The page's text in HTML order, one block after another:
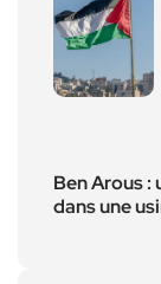
Ben Arous :
dans une